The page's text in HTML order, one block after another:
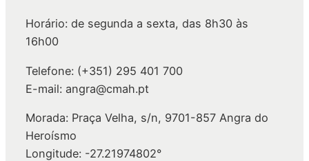
Horário: de segunda a sexta, das 8h30 às
16h00
Telefone: (+351) 295 401 700
E-mail: angra@cmah.pt
Morada: Praça Velha, s/n, 9701-857 Angra do
Heroísmo
Longitude: -27.21974802°